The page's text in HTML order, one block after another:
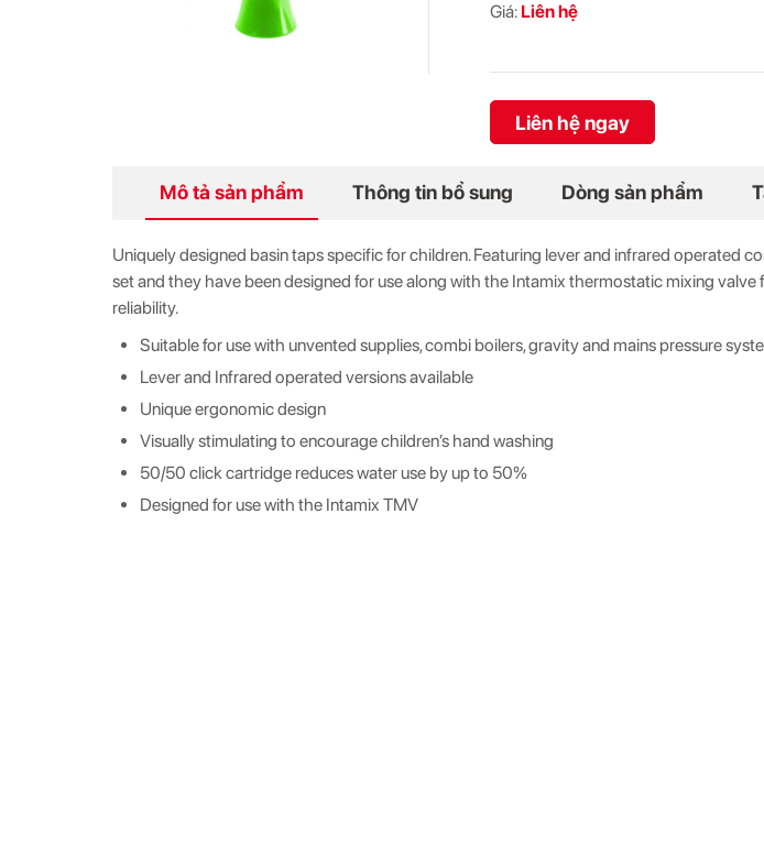
Giá: Liên hệ
Liên hệ ngay
Mô tả sản phẩm Thông tin bổ sung Dòng sản phẩm
Uniquely designed basin taps specific for children. Featuring lever and infrared operated
set and they have been designed for use along with the Intamix thermostatic mixing valve
reliability.
Suitable for use with unvented supplies, combi boilers, gravity and mains pressure
Lever and Infrared operated versions available
Unique ergonomic design
Visually stimulating to encourage children’s hand washing
50/50 click cartridge reduces water use by up to 50%
Designed for use with the Intamix TMV